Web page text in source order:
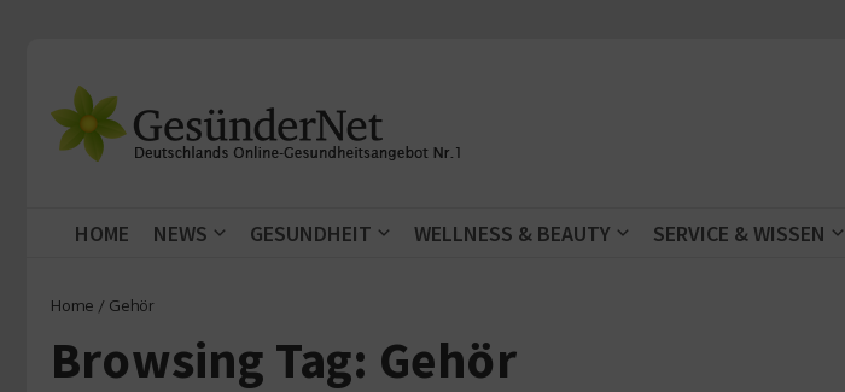
HOME NEWS GESUNDHEIT WELLNESS & BEAUTY SERVICE & WISSEN
Home / Gehör
Browsing Tag: Gehör